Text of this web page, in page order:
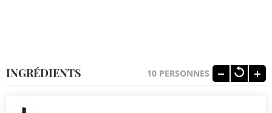
INGRÉDIENTS 10 PERSONNES